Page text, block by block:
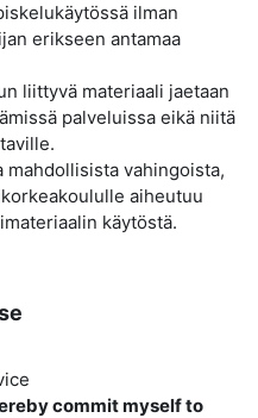
ilman
erikseen antamaa
liittyvä materiaali jaetaan
palveluissa eikä niitä
mahdollisista vahingoista,
aiheutuu
käytöstä.
commit myself to